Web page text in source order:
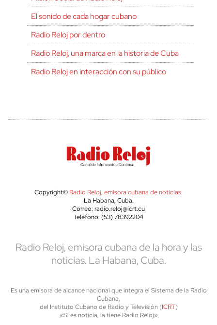
El sonido de cada hogar cubano
Radio Reloj por dentro
Radio Reloj, una marca en la historia de Cuba
Radio Reloj en interacción con su público
Copyright© Radio Reloj, emisora cubana de noticias.
La Habana, Cuba.
Correo: radio.reloj@icrt.cu
Teléfono: (53) 78392204
Radio Reloj, emisora cubana de la hora y las
noticias. La Habana, Cuba.
Es una emisora de alcance nacional que integra el Sistema de la Radio
Cubana,
del Instituto Cubano de Radio y Televisión (ICRT)
«Si es noticia, la tiene Radio Reloj»